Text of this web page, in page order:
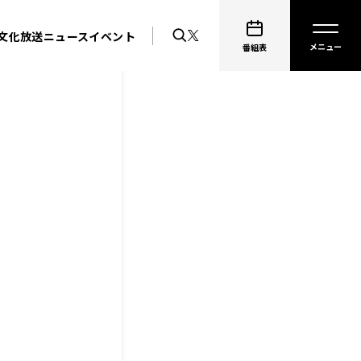
化放送ニュースイベント
番組表